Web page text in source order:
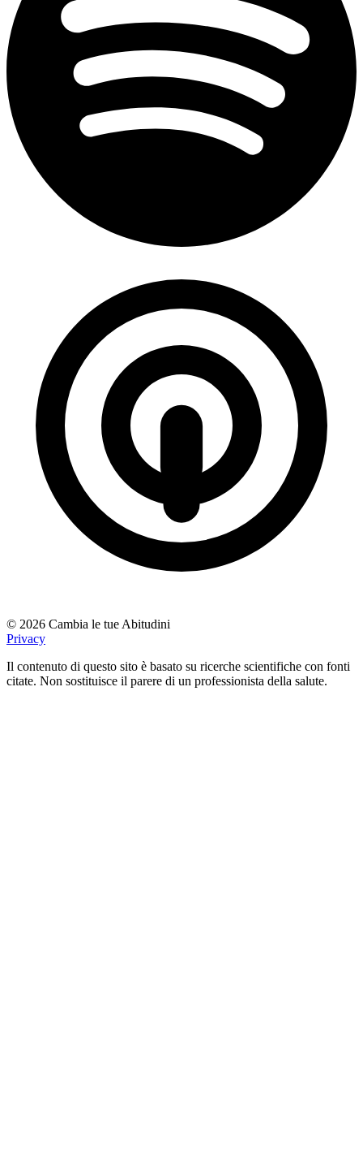
© 2026 Cambia le tue Abitudini
Privacy
Il contenuto di questo sito è basato su ricerche scientifiche con fonti
citate. Non sostituisce il parere di un professionista della salute.